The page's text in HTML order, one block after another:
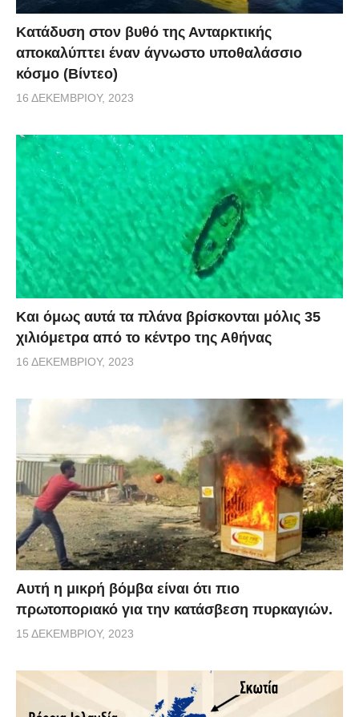
Κατάδυση στον βυθό της Ανταρκτικής
αποκαλύπτει έναν άγνωστο υποθαλάσσιο
κόσμο (Βίντεο)
16 ΔΕΚΕΜΒΡΊΟΥ, 2023
Και όμως αυτά τα πλάνα βρίσκονται μόλις 35
χιλιόμετρα από το κέντρο της Αθήνας
16 ΔΕΚΕΜΒΡΊΟΥ, 2023
Αυτή η μικρή βόμβα είναι ότι πιο
πρωτοποριακό για την κατάσβεση πυρκαγιών.
15 ΔΕΚΕΜΒΡΊΟΥ, 2023